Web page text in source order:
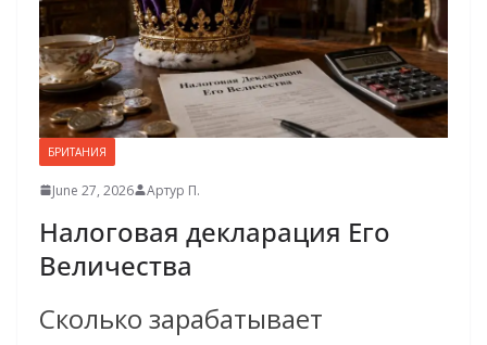
БРИТАНИЯ
June 27, 2026 Артур П.
Налоговая декларация Его
Величества
Сколько зарабатывает